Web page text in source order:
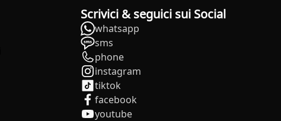
Scrivici & seguici sui Social
whatsapp
sms
phone
instagram
tiktok
facebook
youtube